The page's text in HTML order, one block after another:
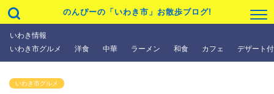
のんぴーの「いわき市」お散歩ブログ!
いわき情報
いわき市グルメ
洋食 中華 ラーメン 和食 カフェ デザート
いわき市グルメ